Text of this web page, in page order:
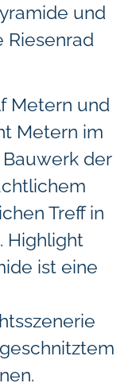
und
Metern und
Metern im
der
Treff in
Highlight
ist eine